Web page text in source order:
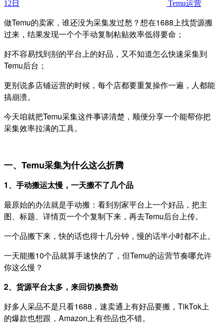
12日 Temu运营
做Temu的卖家，谁还没为采集发过愁？想在1688上找货源搬
过来，结果发现一个个手动复制粘贴效率低得要命；
好不容易找到别的平台上的好品，又不知道怎么快速采集到
Temu后台；
更别说多店铺运营的时候，每个店都要重复操作一遍，人都能
搞崩溃。
今天咱就把Temu采集这件事讲清楚，顺便分享一个能帮你把
采集效率拉满的工具。
一、Temu采集为什么这么折腾
1、手动搬运太慢，一天搬不了几个品
最原始的办法就是手动搬： 看到别家平台上一个好品，把主
图、标题、详情页一个个复制下来，再去Temu后台上传。
一个品搬下来，快的话也得十几分钟，慢的话半小时都不止。
一天能搬10个品就算手速快的了，但Temu的运营节奏哪允许
你这么慢？
2、货源平台太多，来回切换费劲
好多人采品不是只看1688，速卖通上有好品要搬，TikTok上
的爆款也想跟，Amazon上有些品也不错。